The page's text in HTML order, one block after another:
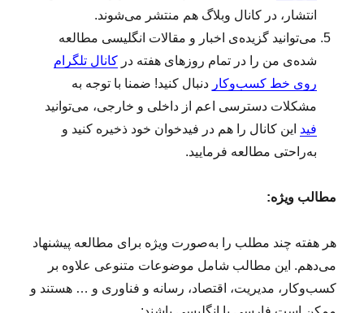
انتشار، در کانال وبلاگ هم منتشر می‌شوند.
می‌توانید گزیده‌ی اخبار و مقالات انگلیسی مطالعه‌
شده‌ی من را در تمام روزهای هفته درکانال تلگرام
روی خط کسب‌وکار دنبال کنید! ضمنا با توجه به
مشکلات دسترسی اعم از داخلی و خارجی، می‌توانید
فید این کانال را هم در فیدخوان خود ذخیره کنید و
به‌راحتی مطالعه فرمایید.
مطالب ویژه:
هر هفته چند مطلب را به‌صورت ویژه برای مطالعه پیشنهاد
می‌دهم. این مطالب شامل موضوعات متنوعی علاوه بر
کسب‌وکار، مدیریت، اقتصاد، رسانه و فناوری و … هستند و